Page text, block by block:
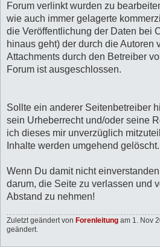
Forum verlinkt wurden zu
wie auch immer gelagerte
die Veröffentlichung der Daten bei
hinaus geht) der durch die Autoren
Attachments durch den Betreiber
Forum ist ausgeschlossen.
Sollte ein anderer Seitenbetreiber
sein Urheberrecht und/oder seine
ich dieses mir unverzüglich
Inhalte werden umgehend gelöscht.
Wenn Du damit nicht
darum, die Seite zu verlassen und
Abstand zu nehmen!
Zuletzt geändert von Forenleitung am 1. Nov
geändert.